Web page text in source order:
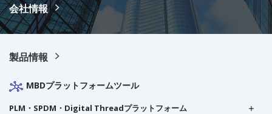
会社情報
製品情報
MBDプラットフォームツール
PLM・SPDM・Digital Threadプラットフォーム